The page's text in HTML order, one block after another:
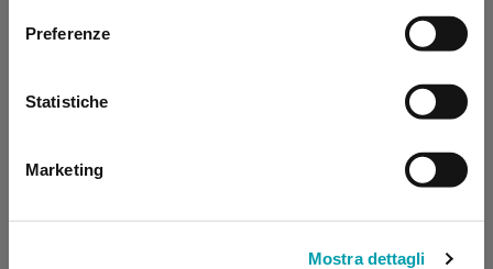
Preferenze
Statistiche
Marketing
Mostra dettagli
Application error: a client-side exception has occurred (see the
browser console for more information)